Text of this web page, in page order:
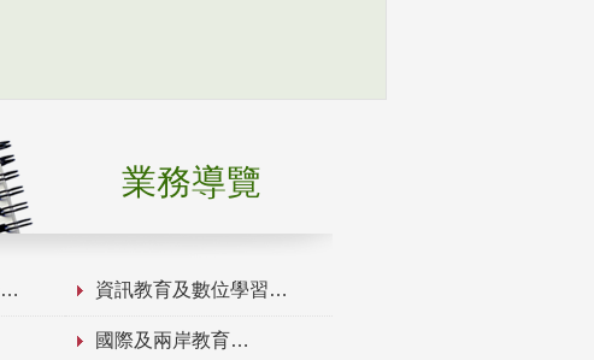
業務導覽
資訊教育及數位學習
國際及兩岸教育